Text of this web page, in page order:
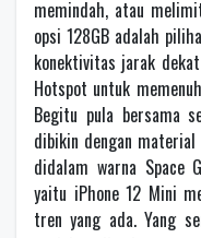
memindah, atau
opsi 128GB adalah
konektivitas jarak
Hotspot untuk
Begitu pula bersama
dibikin dengan
didalam warna Space
yaitu iPhone 12 Mini
tren yang ada. Yang